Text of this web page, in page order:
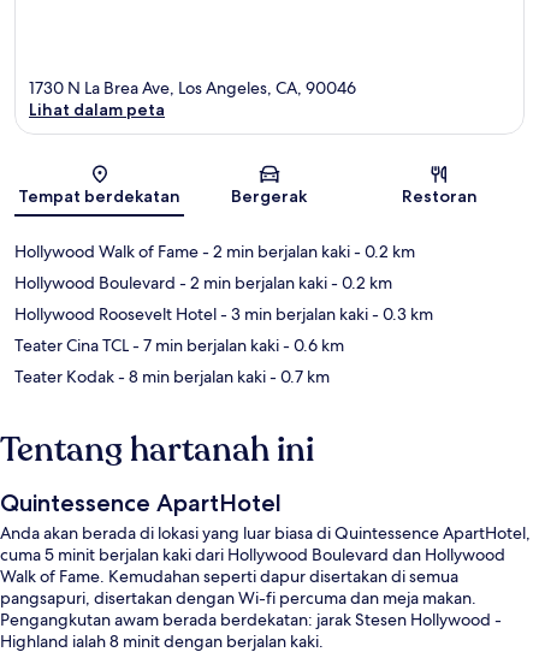
Peta
1730 N La Brea Ave, Los Angeles, CA, 90046
Lihat dalam peta
Tempat berdekatan Bergerak Restoran
Hollywood Walk of Fame- 2 min berjalan kaki- 0.2 km
Hollywood Boulevard - 2 min berjalan kaki- 0.2 km
Hollywood Roosevelt Hotel- 3 min berjalan kaki- 0.3 km
Teater Cina TCL- 7 min berjalan kaki- 0.6 km
Teater Kodak- 8 min berjalan kaki- 0.7 km
Tentang hartanah ini
Quintessence ApartHotel
Anda akan berada di lokasi yang luar biasa di Quintessence ApartHotel,
cuma 5 minit berjalan kaki dari Hollywood Boulevard dan Hollywood
Walk of Fame. Kemudahan seperti dapur disertakan di semua
pangsapuri, disertakan dengan Wi-fi percuma dan meja makan.
Pengangkutan awam berada berdekatan: jarak Stesen Hollywood -
Highland ialah 8 minit dengan berjalan kaki.